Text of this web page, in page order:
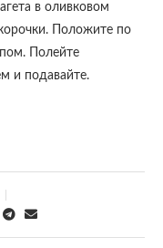
в оливковом
Положите по
Полейте
и подавайте.